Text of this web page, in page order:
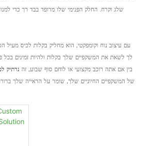
שלג וקרח. החלק הפנימי שלו מרופד בבד רך כדי
עם עיצוב נוח וקומפקטי, הוא מחליק בקלות לכיס
לך לשאת את המשקפיים שלך בקלות ולהיות זמינים
בין אם אתה רוכב מקצועי או לוחם סוף שבוע, זה נרתיק
של המשקפיים החיוניים שלך, שומר על הראייה שלך